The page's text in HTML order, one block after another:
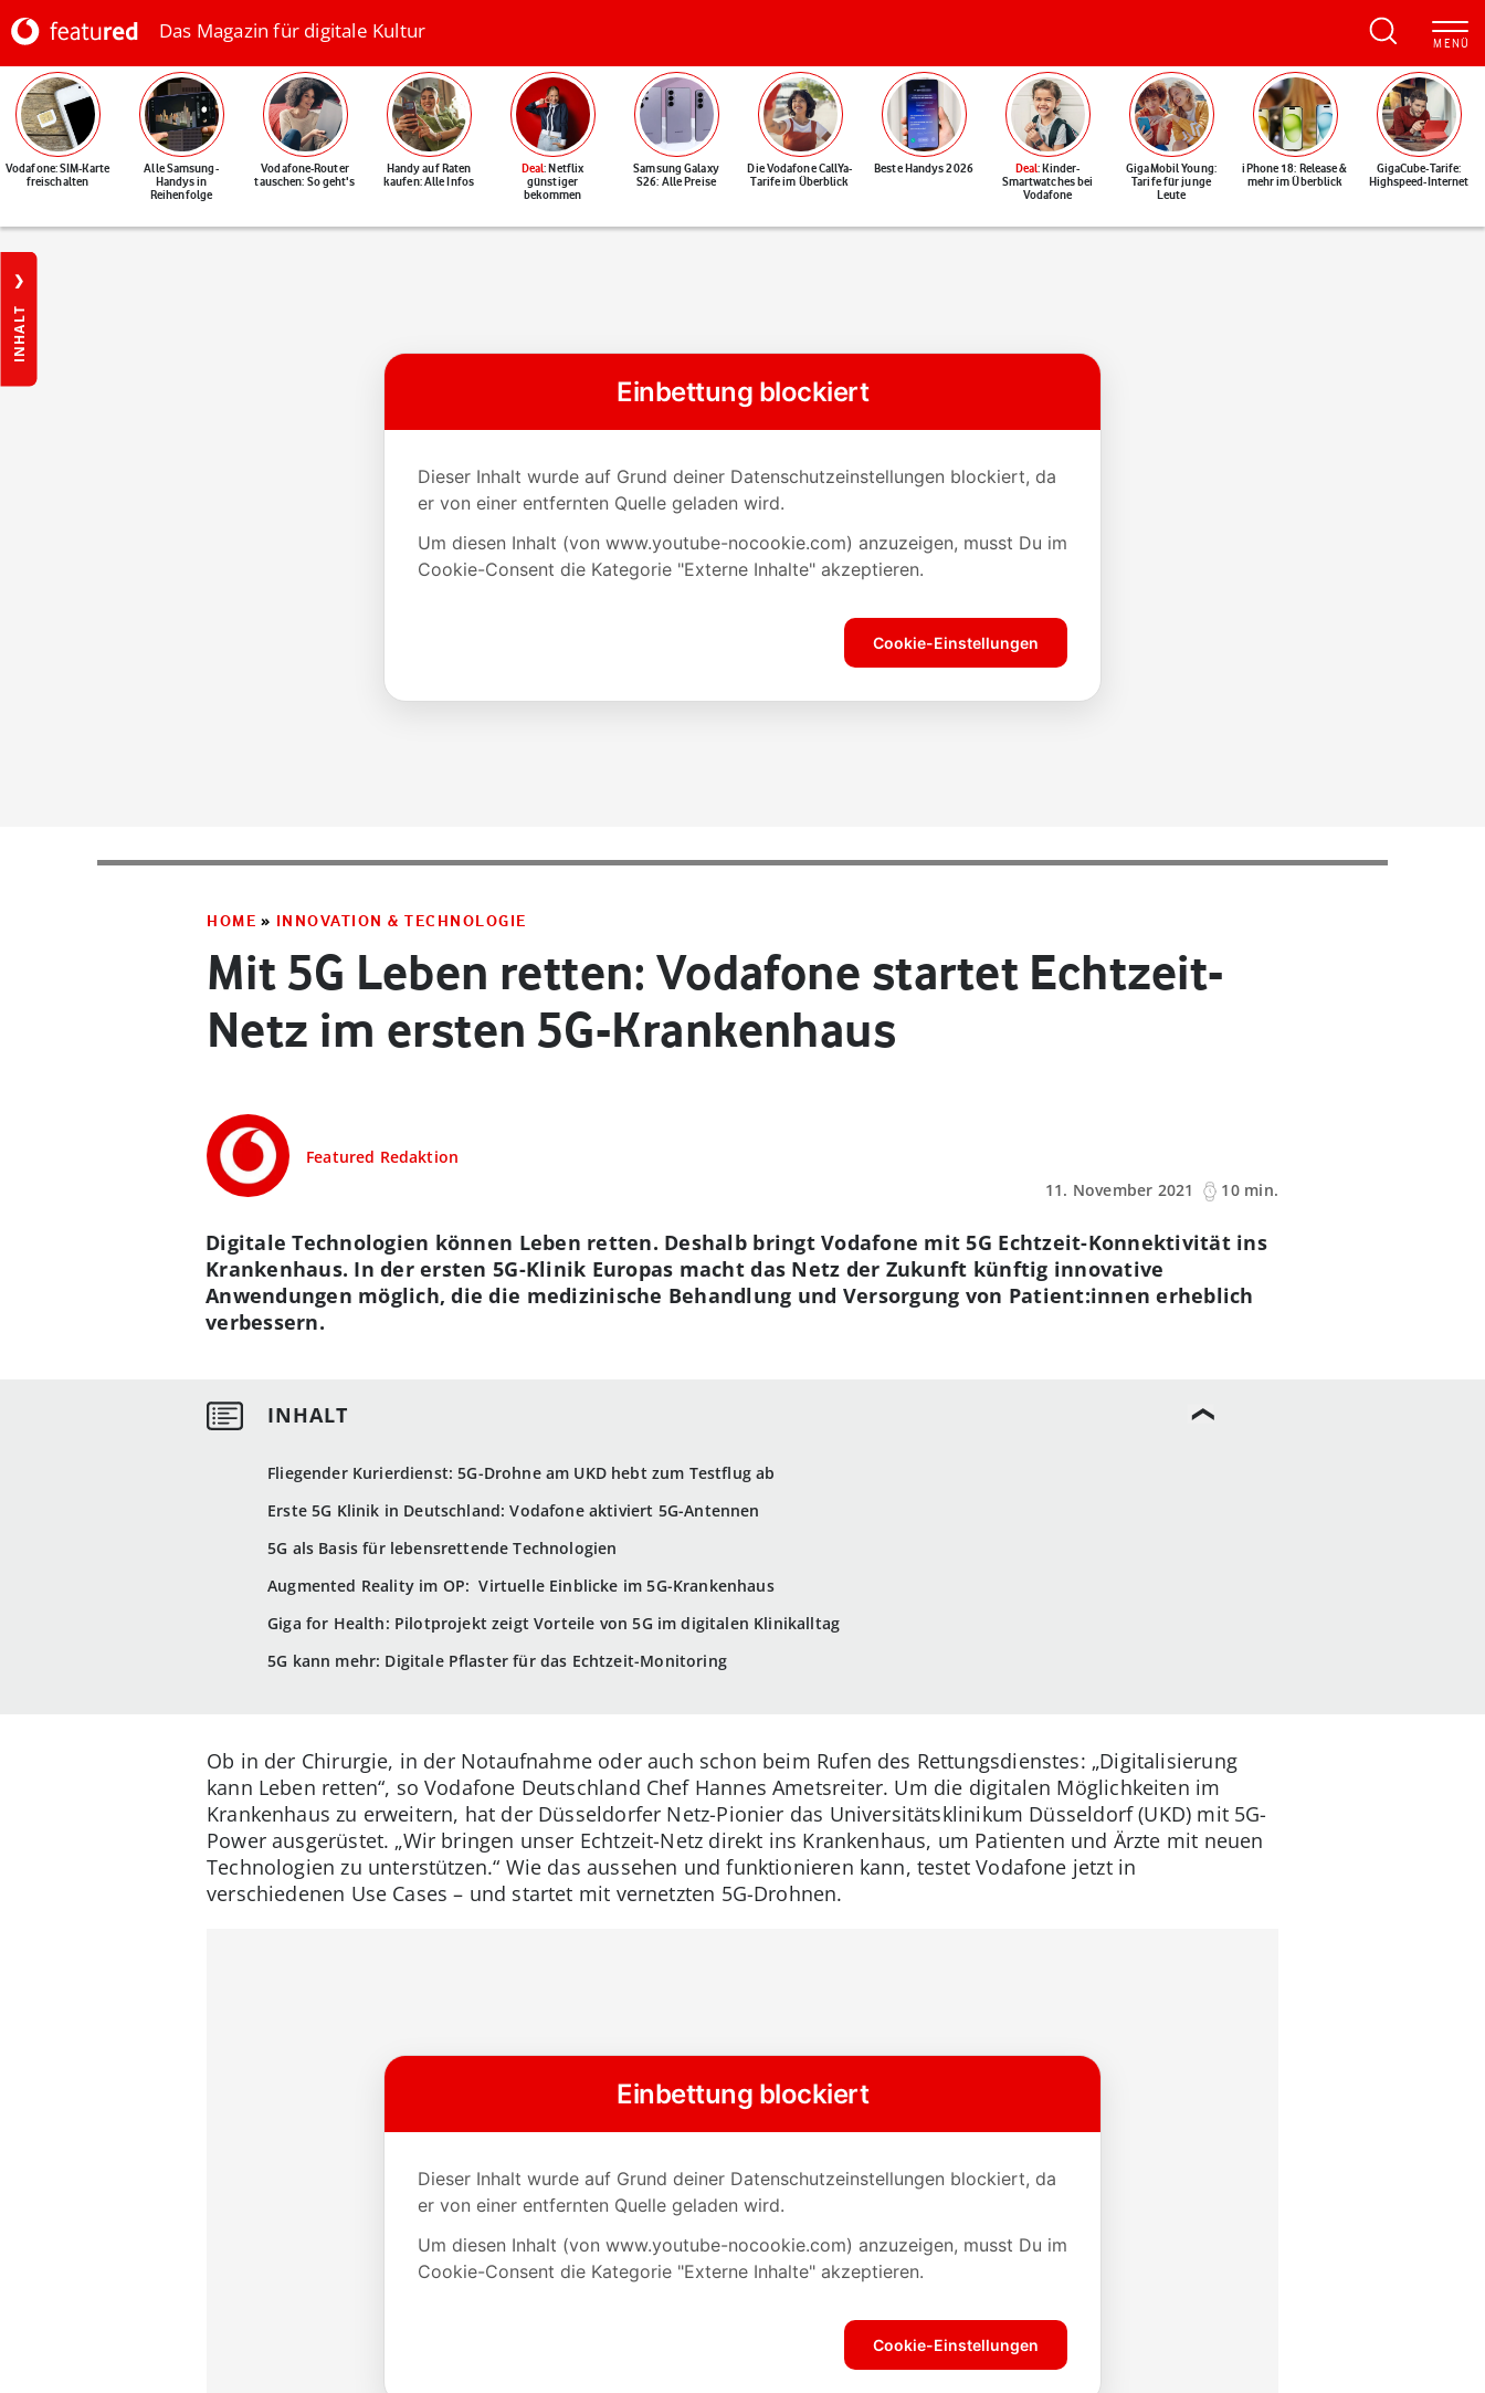
Das Magazin für digitale Kultur
Vodafone: SIM-Karte
freischalten
Alle Samsung-
Handys in
Reihenfolge
Vodafone-Router
tauschen: So geht's
Handy auf Raten
kaufen: Alle Infos
Deal: Netflix
günstiger
bekommen
Samsung Galaxy
S26: Alle Preise
Die Vodafone CallYa-
Tarife im Überblick
Beste Handys 2026 Deal: Kinder-
Smartwatches bei
Vodafone
GigaMobil Young:
Tarife für junge
Leute
iPhone 18: Release &
mehr im Überblick
GigaCube-Tarife:
Highspeed-Internet
INHALT
HOME » INNOVATION & TECHNOLOGIE
Mit 5G Leben retten: Vodafone startet Echtzeit-
Netz im ersten 5G-Krankenhaus
Featured Redaktion
11. November 2021
10 min.
Fliegender Kurierdienst: 5G-Drohne am UKD hebt zum Testflug ab
Erste 5G Klinik in Deutschland: Vodafone aktiviert 5G-Antennen
5G als Basis für lebensrettende Technologien
Augmented Reality im OP: Virtuelle Einblicke im 5G-Krankenhaus
Giga for Health: Pilotprojekt zeigt Vorteile von 5G im digitalen Klinikalltag
5G kann mehr: Digitale Pflaster für das Echtzeit-Monitoring
Digitale Technologien können Leben retten. Deshalb bringt Vodafone mit 5G Echtzeit-Konnektivität ins
Krankenhaus. In der ersten 5G-Klinik Europas macht das Netz der Zukunft künftig innovative
Anwendungen möglich, die die medizinische Behandlung und Versorgung von Patient:innen erheblich
verbessern.
Ob in der Chirurgie, in der Notaufnahme oder auch schon beim Rufen des Rettungsdienstes: „Digitalisierung
kann Leben retten“, so Vodafone Deutschland Chef Hannes Ametsreiter. Um die digitalen Möglichkeiten im
Krankenhaus zu erweitern, hat der Düsseldorfer Netz-Pionier das Universitätsklinikum Düsseldorf (UKD) mit 5G-
Power ausgerüstet. „Wir bringen unser Echtzeit-Netz direkt ins Krankenhaus, um Patienten und Ärzte mit neuen
Technologien zu unterstützen.“ Wie das aussehen und funktionieren kann, testet Vodafone jetzt in
verschiedenen Use Cases – und startet mit vernetzten 5G-Drohnen.